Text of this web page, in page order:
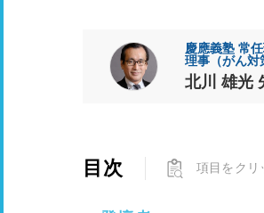
慶應義塾 常
理事（がん対
北川 雄光
目次 項目をクリ